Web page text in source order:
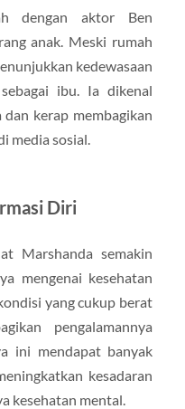
dengan aktor Ben
anak. Meski rumah
kedewasaan
ibu. Ia dikenal
kerap membagikan
media sosial.
Diri
Marshanda semakin
mengenai kesehatan
yang cukup berat
pengalamannya
ini mendapat banyak
kesadaran
kesehatan mental.